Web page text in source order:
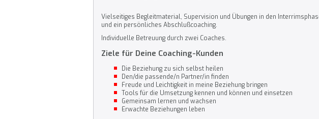
Vielseitiges Begleitmaterial, Supervision und Übungen in den
und ein persönliches Abschlußcoaching.
Individuelle Betreuung durch zwei Coaches.
Ziele für Deine Coaching-Kunden
Die Beziehung zu sich selbst heilen
Den/die passende/n Partner/in finden
Freude und Leichtigkeit in meine Beziehung bringen
Tools für die Umsetzung kennen und können und einsetzen
Gemeinsam lernen und wachsen
Erwachte Beziehungen leben